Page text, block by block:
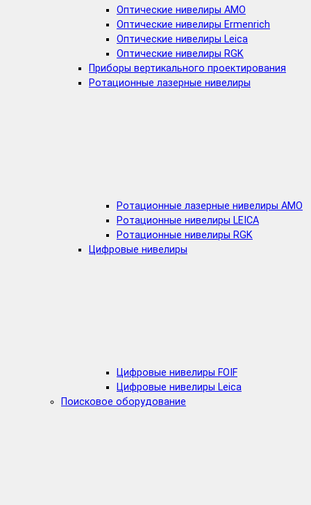
Оптические нивелиры AMO
Оптические нивелиры Ermenrich
Оптические нивелиры Leica
Оптические нивелиры RGK
Приборы вертикального проектирования
Ротационные лазерные нивелиры
Ротационные лазерные нивелиры AMO
Ротационные нивелиры LEICA
Ротационные нивелиры RGK
Цифровые нивелиры
Цифровые нивелиры FOIF
Цифровые нивелиры Leica
Поисковое оборудование